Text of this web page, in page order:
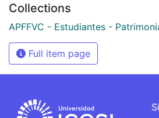
Collections
APFFVC - Estudiantes -
Full item page